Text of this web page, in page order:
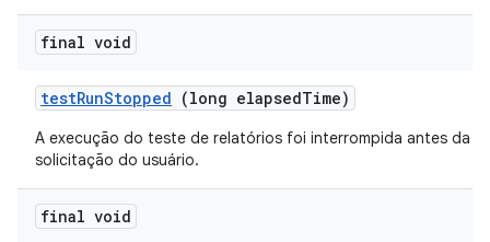
final void
testRunStopped (long elapsedTime)
A execução do teste de relatórios foi interrompida antes da
solicitação do usuário.
final void